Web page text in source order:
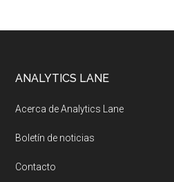
Footer
ANALYTICS LANE
Acerca de Analytics Lane
Boletín de noticias
Contacto